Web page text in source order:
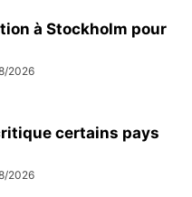
à Stockholm pour
2026
certains pays
2026